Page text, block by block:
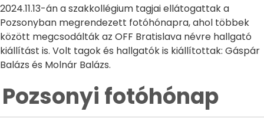
2024.11.13-án a szakkollégium tagjai ellátogattak a
Pozsonyban megrendezett fotóhónapra, ahol többek
között megcsodálták az OFF Bratislava névre hallgató
kiállítást is. Volt tagok és hallgatók is kiállítottak: Gáspár
Balázs és Molnár Balázs.
Pozsonyi fotóhónap